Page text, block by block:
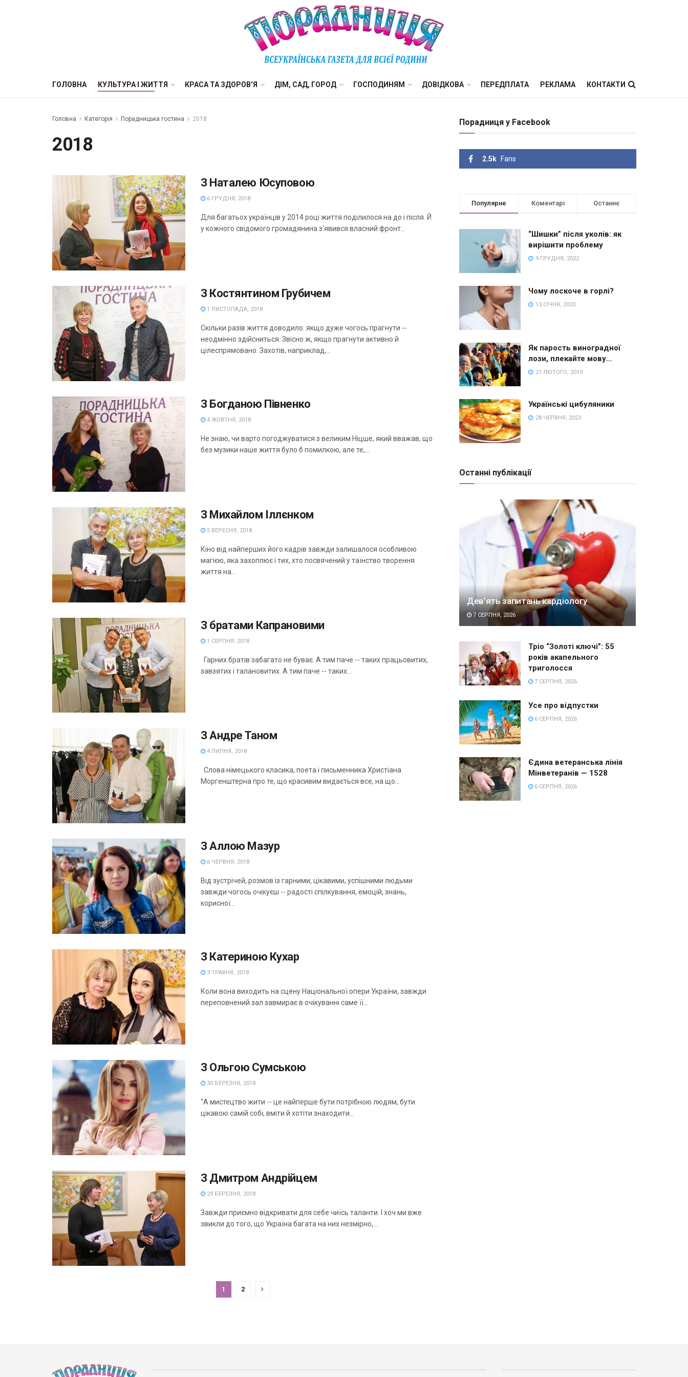
ГОЛОВНА КУЛЬТУРА І ЖИТТЯ КРАСА ТА ЗДОРОВ’Я ДІМ, САД, ГОРОД ГОСПОДИНЯМ ДОВІДКОВА ПЕРЕДПЛАТА РЕКЛАМА КОНТАКТИ
Головна Категорія Порадницька гостина 2018
2018
З Наталею Юсуповою
6 ГРУДНЯ, 2018
Для багатьох українців у 2014 році життя поділилося на до і після. Й
у кожного свідомого громадянина з’явився власний фронт...
З Костянтином Грубичем
1 ЛИСТОПАДА, 2018
Скільки разів життя доводило: якщо дуже чогось прагнути --
неодмінно здійсниться. Звісно ж, якщо прагнути активно й
цілеспрямовано. Захотів, наприклад,...
З Богданою Півненко
4 ЖОВТНЯ, 2018
Не знаю, чи варто погоджуватися з великим Ніцше, який вважав, що
без музики наше життя було б помилкою, але те,...
З Михайлом Іллєнком
5 ВЕРЕСНЯ, 2018
Кіно від найперших його кадрів завжди залишалося особливою
магією, яка захоплює і тих, хто посвячений у таїнство творення
життя на...
З братами Капрановими
1 СЕРПНЯ, 2018
Гарних братів забагато не буває. А тим паче -- таких працьовитих,
завзятих і талановитих. А тим паче -- таких...
З Андре Таном
4 ЛИПНЯ, 2018
Слова німецького класика, поета і письменника Христіана
Моргенштерна про те, що красивим видається все, на що...
З Аллою Мазур
6 ЧЕРВНЯ, 2018
Від зустрічей, розмов із гарними, цікавими, успішними людьми
завжди чогось очікуєш -- радості спілкування, емоцій, знань,
корисної...
З Катериною Кухар
3 ТРАВНЯ, 2018
Коли вона виходить на сцену Національної опери України, завжди
переповнений зал завмирає в очікуванні саме її...
З Ольгою Сумською
30 БЕРЕЗНЯ, 2018
"А мистецтво жити -- це найперше бути потрібною людям, бути
цікавою самій собі, вміти й хотіти знаходити...
З Дмитром Андрійцем
29 БЕРЕЗНЯ, 2018
Завжди приємно відкривати для себе чиїсь таланти. І хоч ми вже
звикли до того, що Україна багата на них незмірно,...
1 2
Порадниця у Facebook
2.5k Fans
Популярне Коментарі Останнє
“Шишки” після уколів: як
вирішити проблему
9 ГРУДНЯ, 2022
Чому лоскоче в горлі?
13 СІЧНЯ, 2020
Як парость виноградної
лози, плекайте мову…
21 ЛЮТОГО, 2019
Українські цибуляники
28 ЧЕРВНЯ, 2023
Останні публікації
Дев’ять запитань кардіологу
7 СЕРПНЯ, 2026
Тріо “Золоті ключі”: 55
років акапельного
триголосся
7 СЕРПНЯ, 2026
Усе про відпустки
6 СЕРПНЯ, 2026
Єдина ветеранська лінія
Мінветеранів — 1528
6 СЕРПНЯ, 2026